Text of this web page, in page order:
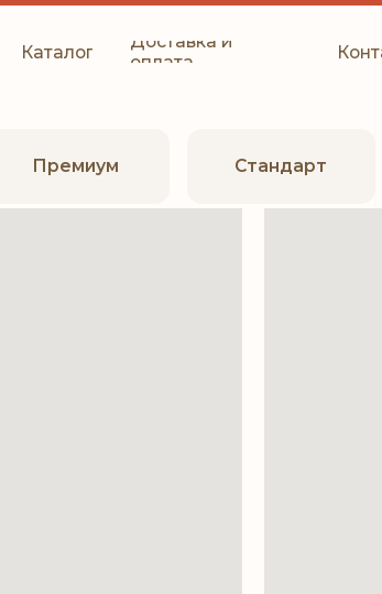
Доставка и
оплата
Контакты
Каталог